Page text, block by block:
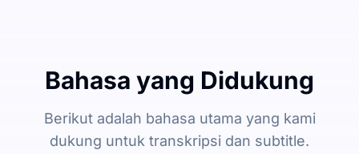
Bahasa yang Didukung
Berikut adalah bahasa utama yang kami
dukung untuk transkripsi dan subtitle.